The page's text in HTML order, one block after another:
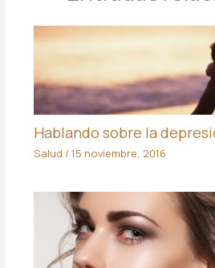
Hablando sobre la
Salud / 15 noviembre, 2016